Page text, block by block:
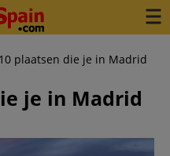
plaatsen die je in Madrid
je in Madrid